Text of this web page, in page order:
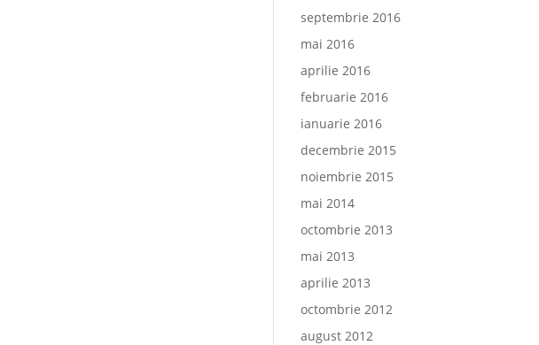
septembrie 2016
mai 2016
aprilie 2016
februarie 2016
ianuarie 2016
decembrie 2015
noiembrie 2015
mai 2014
octombrie 2013
mai 2013
aprilie 2013
octombrie 2012
august 2012